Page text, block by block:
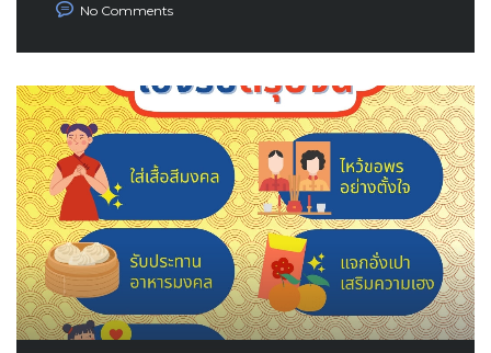
No Comments